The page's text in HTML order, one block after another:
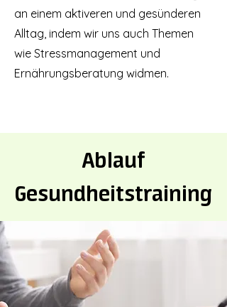
an einem aktiveren und gesünderen
Alltag, indem wir uns auch Themen
wie Stressmanagement und
Ernährungsberatung widmen.
Ablauf
Gesundheitstraining